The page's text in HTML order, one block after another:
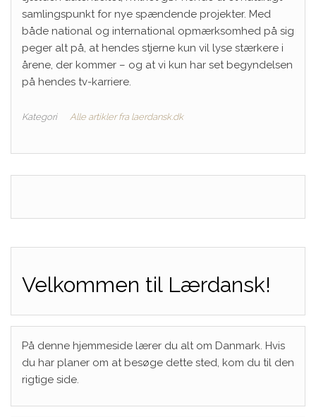
samlingspunkt for nye spændende projekter. Med
både national og international opmærksomhed på sig
peger alt på, at hendes stjerne kun vil lyse stærkere i
årene, der kommer – og at vi kun har set begyndelsen
på hendes tv-karriere.
Kategori Alle artikler fra laerdansk.dk
Velkommen til Lærdansk!
På denne hjemmeside lærer du alt om Danmark. Hvis
du har planer om at besøge dette sted, kom du til den
rigtige side.